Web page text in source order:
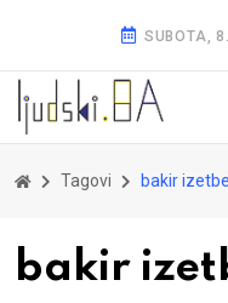
SUBOTA,
Tagovi bakir
bakir